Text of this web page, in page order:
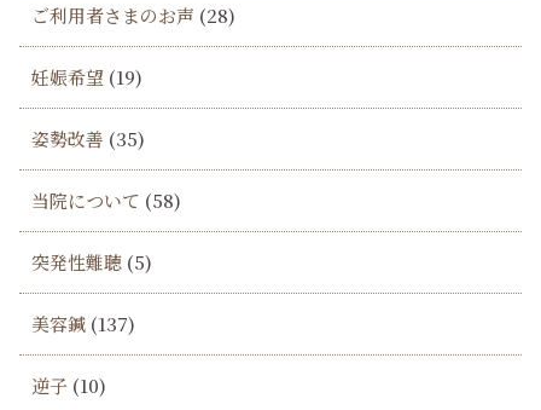
ご利用者さまのお声 (28)
妊娠希望 (19)
姿勢改善 (35)
当院について (58)
突発性難聴 (5)
美容鍼 (137)
逆子 (10)